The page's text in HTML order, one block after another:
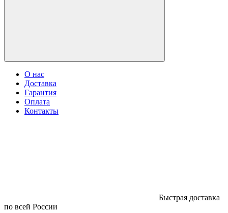
О нас
Доставка
Гарантия
Оплата
Контакты
Быстрая доставка
по всей России